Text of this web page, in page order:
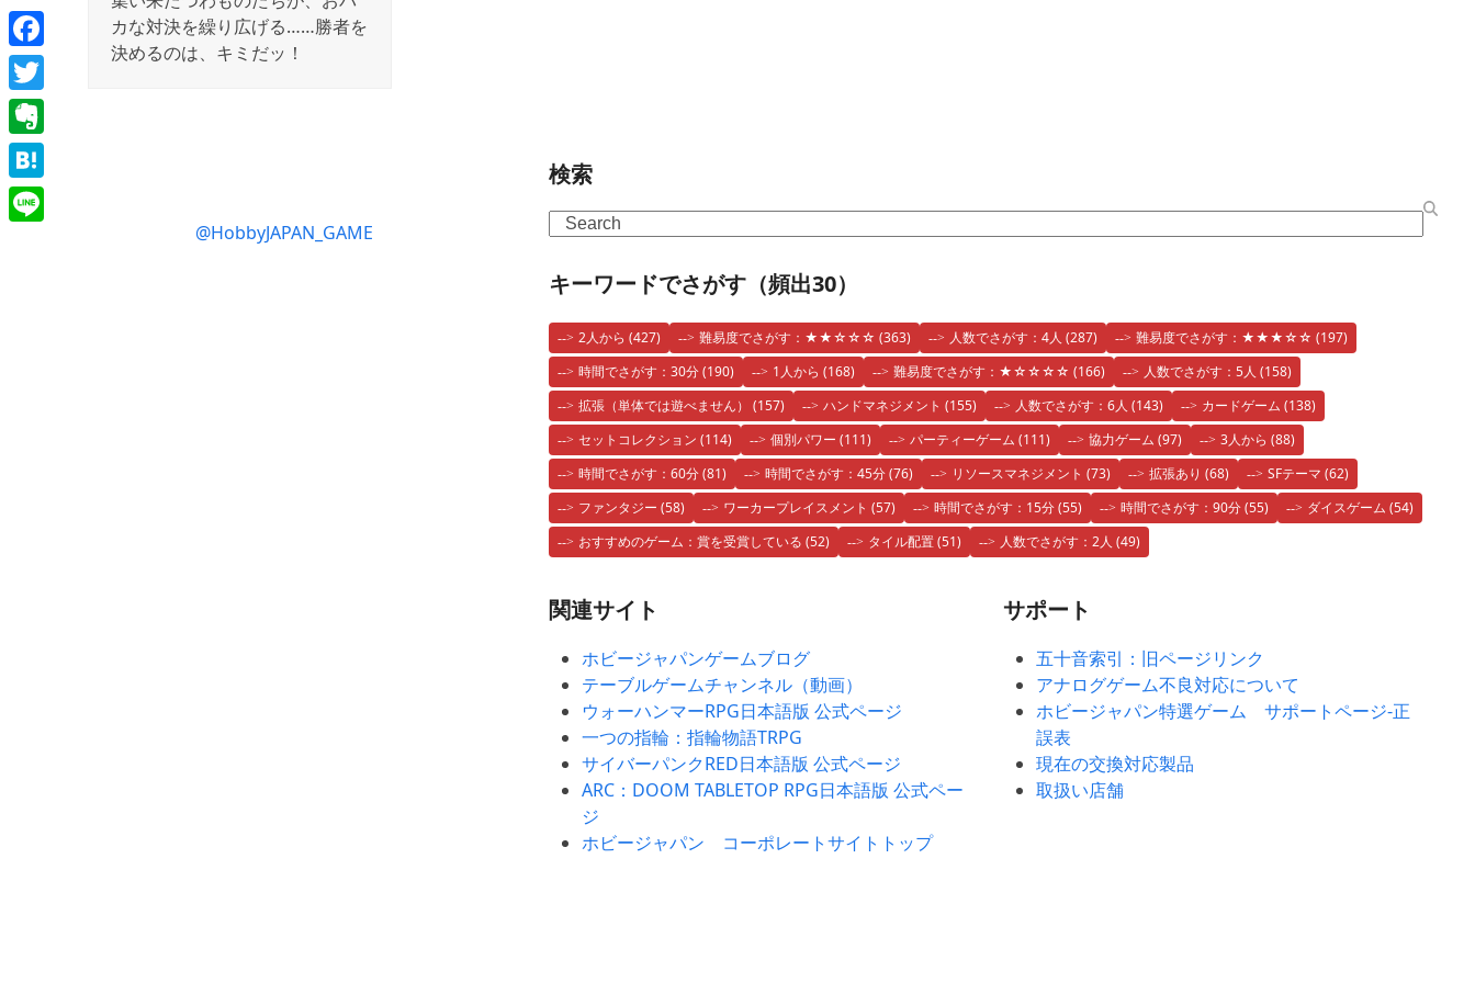
カな対決を繰り広げる……勝者を
決めるのは、キミだッ！
@HobbyJAPAN_GAME
検索
Search
キーワードでさがす（頻出30）
2人から (427) 難易度でさがす：★★☆☆☆ (363) 人数でさがす：4人 (287) 難易度でさがす：★★★☆☆ (197)
時間でさがす：30分(190) 1人から (168) 難易度でさがす：★☆☆☆☆ (166) 人数でさがす：5人 (158)
拡張（単体では遊べません） (157) ハンドマネジメント (155) 人数でさがす：6人 (143) カードゲーム (138)
セットコレクション (114) 個別パワー (111) パーティーゲーム (111) 協力ゲーム (97) 3人から (88)
時間でさがす：60分(81) 時間でさがす：45分(76) リソースマネジメント (73) 拡張あり (68) SFテーマ (62)
ファンタジー (58) ワーカープレイスメント (57) 時間でさがす：15分(55) 時間でさがす：90分(55) ダイスゲーム (54)
おすすめのゲーム：賞を受賞している (52) タイル配置(51) 人数でさがす：2人 (49)
関連サイト
ホビージャパンゲームブログ
テーブルゲームチャンネル（動画）
ウォーハンマーRPG日本語版 公式ページ
一つの指輪：指輪物語TRPG
サイバーパンクRED日本語版 公式ページ
ARC：DOOM TABLETOP RPG日本語版 公式ペー
ジ
ホビージャパン コーポレートサイトトップ
サポート
五十音索引：旧ページリンク
アナログゲーム不良対応について
ホビージャパン特選ゲーム サポートページ-正
誤表
現在の交換対応製品
取扱い店舗
Facebook
Twitter
Evernote
Hatena